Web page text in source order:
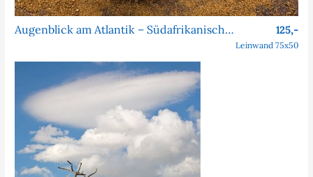
Augenblick am Atlantik – Südafrikanischer Seebär bei Cape Cross 125,-
Leinwand 75x50